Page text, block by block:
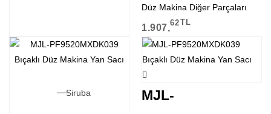
Düz Makina Diğer Parçaları
1.907,62TL
Siruba
MJL-